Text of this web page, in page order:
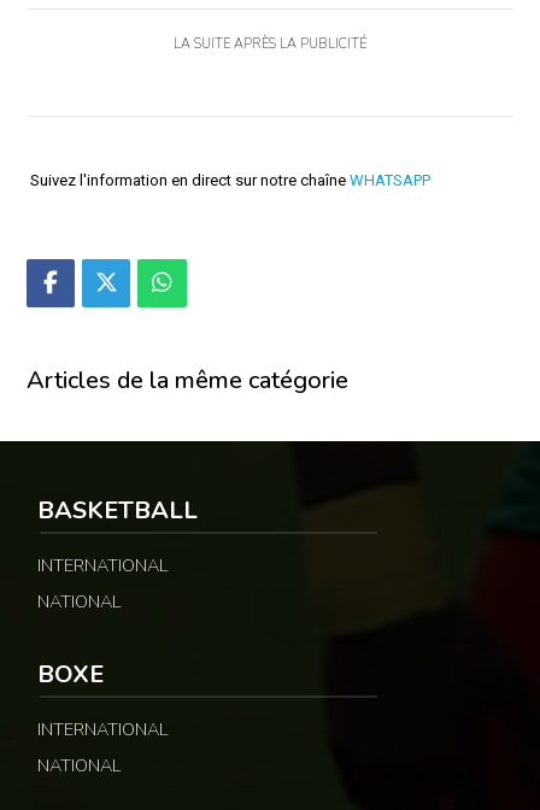
LA SUITE APRÈS LA PUBLICITÉ
Suivez l'information en direct sur notre chaîne WHATSAPP
Articles de la même catégorie
BASKETBALL
INTERNATIONAL
NATIONAL
BOXE
INTERNATIONAL
NATIONAL